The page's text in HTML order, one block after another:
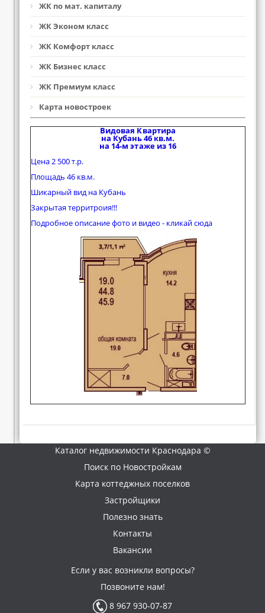
ЖК по мат. капиталу
ЖК Эконом класс
ЖК Комфорт класс
ЖК Бизнес класс
ЖК Премиум класс
Карта новостроек
Видовая Квартира
на Кубань 46 кв.м.
на 14-м этаже из 16
Цена 2 500 т.р.
Площадь 46 кв.м.
Шикарный вид на Кубань
Закрытая территроия!!!
Подробное описание фото и видео - кликай сюда
Каталог недвижимости Краснодара ©
Поиск по Новостройкам
Карта коттеджных поселков
Застройщики
Полезно знать
Контакты
Вакансии
Если у вас возникли вопросы?
Позвоните нам!
8 967 930-07-87